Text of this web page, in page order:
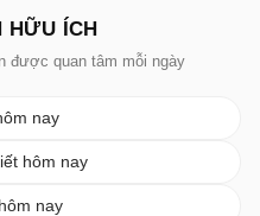
HỮU ÍCH
được quan tâm mỗi ngày
nay
hôm nay
nay